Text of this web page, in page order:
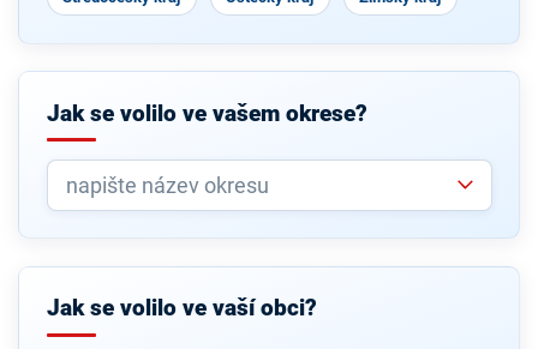
Jak se volilo ve vašem okrese?
Jak se volilo ve vaší obci?